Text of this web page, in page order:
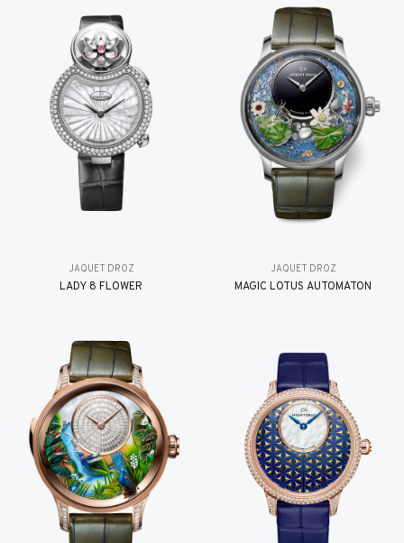
JAQUET DROZ
LADY 8 FLOWER
JAQUET DROZ
MAGIC LOTUS AUTOMATON